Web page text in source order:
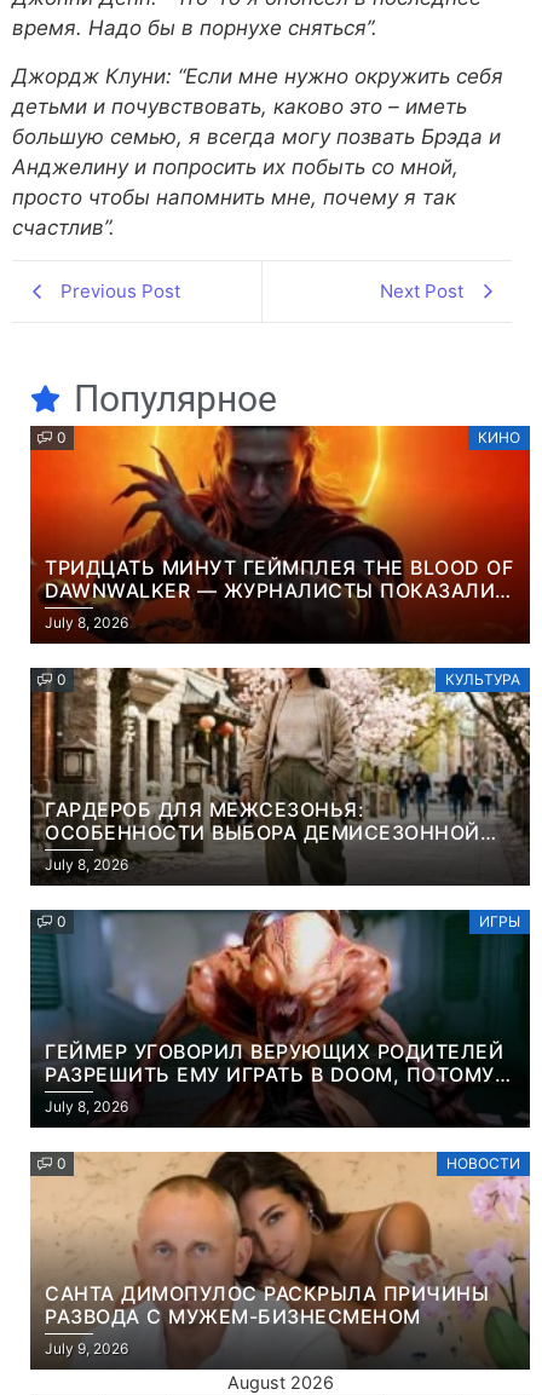
время. Надо бы в порнухе сняться”.
Джордж Клуни: “Если мне нужно окружить себя
детьми и почувствовать, каково это – иметь
большую семью, я всегда могу позвать Брэда и
Анджелину и попросить их побыть со мной,
просто чтобы напомнить мне, почему я так
счастлив”.
Previous Post Next Post
Популярное
0 КИНО
ТРИДЦАТЬ МИНУТ ГЕЙМПЛЕЯ THE BLOOD OF
DAWNWALKER — ЖУРНАЛИСТЫ ПОКАЗАЛИ
НАЧАЛО НОВОЙ ИГРЫ ОТ ВЕТЕРАНОВ CD
PROJEKT RED
July 8, 2026
0 КУЛЬТУРА
ГАРДЕРОБ ДЛЯ МЕЖСЕЗОНЬЯ:
ОСОБЕННОСТИ ВЫБОРА ДЕМИСЕЗОННОЙ
ПАРКИ И ЭЛЕГАНТНОГО ЖЕНСКОГО ПЛАЩА
July 8, 2026
0 ИГРЫ
ГЕЙМЕР УГОВОРИЛ ВЕРУЮЩИХ РОДИТЕЛЕЙ
РАЗРЕШИТЬ ЕМУ ИГРАТЬ В DOOM, ПОТОМУ
ЧТО ЭТО ХРИСТИАНСКАЯ ИГРА ПРО
УБИЙСТВО ДЕМОНОВ
July 8, 2026
0 НОВОСТИ
САНТА ДИМОПУЛОС РАСКРЫЛА ПРИЧИНЫ
РАЗВОДА С МУЖЕМ-БИЗНЕСМЕНОМ
July 9, 2026
August 2026